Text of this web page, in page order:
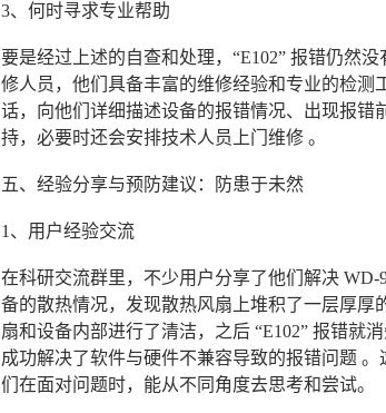
3、何时寻求专业帮助
要是经过上述的自查和处理，“E102” 报错仍然
修人员，他们具备丰富的维修经验和专业的检
话，向他们详细描述设备的报错情况、出现报
持，必要时还会安排技术人员上门维修 。
五、经验分享与预防建议：防患于未然
1、用户经验交流
在科研交流群里，不少用户分享了他们解决
备的散热情况，发现散热风扇上堆积了一层厚
扇和设备内部进行了清洁，之后 “E102” 报错就
成功解决了软件与硬件不兼容导致的报错问题
们在面对问题时，能从不同角度去思考和尝试。